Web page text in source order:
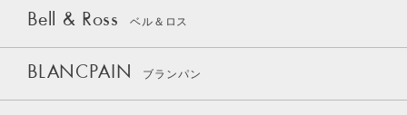
Bell & Ross ベル＆ロス
BLANCPAIN ブランパン